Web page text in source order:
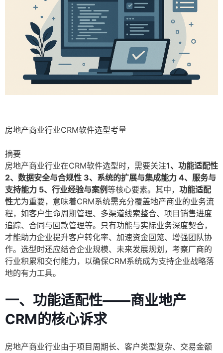
房地产商业行业CRM软件选型考量
摘要
房地产商业行业在CRM软件选型时，需要关注1、功能适配性
2、数据安全与合规性 3、系统的扩展与集成能力 4、服务与
支持能力 5、行业经验与案例等核心要素。其中， 功能适配
性尤为重要，意味着CRM系统需充分覆盖地产商业的业务流
程，如客户生命周期管理、多渠道线索整合、项目销售进度
追踪、合同与回款管理等。只有功能与实际业务深度契合，
才能助力企业提升客户转化率、加速资金回笼、增强团队协
作。选型时还应结合企业规模、未来发展规划，考察厂商的
行业积累和交付能力，以确保CRM系统成为支持企业战略落
地的有力工具。
一、功能适配性——商业地产
CRM的核心诉求
房地产商业行业由于项目周期长、客户类型复杂、交易金额